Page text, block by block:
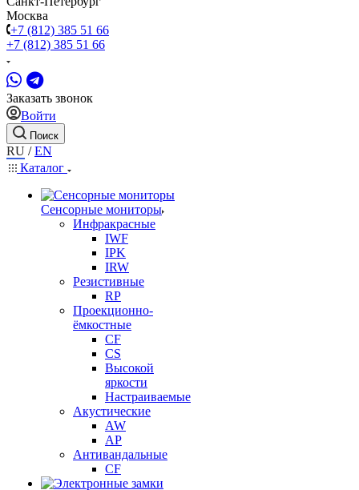
Москва
+7 (812) 385 51 66
+7 (812) 385 51 66
Заказать звонок
Войти
Поиск
RU /EN
Каталог
Сенсорные мониторы
Инфракрасные
IWF
IPK
IRW
Резистивные
RP
Проекционно-
ёмкостные
CF
CS
Высокой
яркости
Настраиваемые
Акустические
AW
AP
Антивандальные
CF